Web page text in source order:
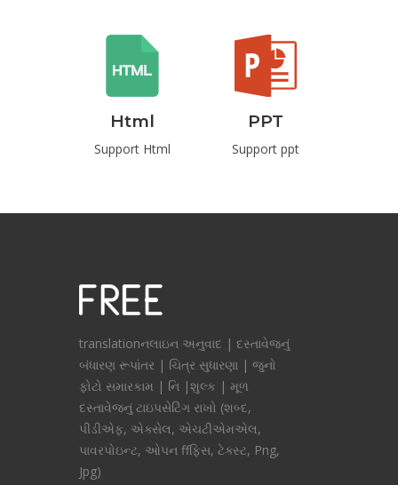
Html
Support Html
PPT
Support ppt
translationનલાઇન અનુવાદ | દસ્તાવેજનું
બંધારણ રૂપાંતર | ચિત્ર સુધારણા | જુનો
ફોટો સમારકામ | નિ |શુલ્ક | મૂળ
દસ્તાવેજનું ટાઇપસેટિંગ રાખો (શબ્દ,
પીડીએફ, એક્સેલ, એચટીએમએલ,
પાવરપોઇન્ટ, ઓપન ffફિસ, ટેક્સ્ટ, Png,
Jpg)